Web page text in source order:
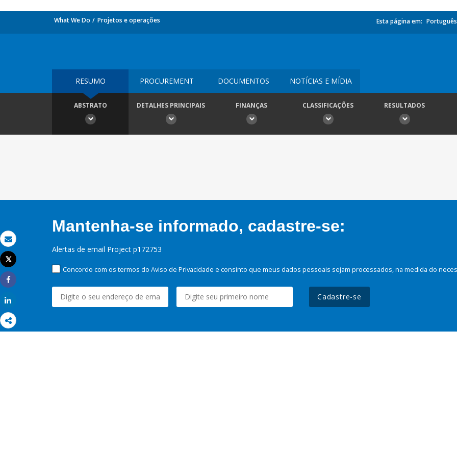
Email
Imprimir
Tweet
Share
What We Do Projetos e operações Esta página em: Português
RESUMO PROCUREMENT DOCUMENTOS NOTÍCIAS E MÍDIA
ABSTRATO DETALHES PRINCIPAIS FINANÇAS CLASSIFICAÇÕES RESULTADOS
Mantenha-se informado, cadastre-se:
Alertas de email Project p172753
Concordo com os termos do Aviso de Privacidade e consinto que meus dados pessoais sejam processados, na medida do
Cadastre-se